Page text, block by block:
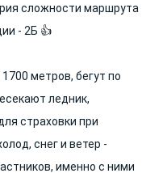
сложности маршрута
- 2Б 👍
метров, бегут по
ледник,
страховки при
снег и ветер -
именно с ними